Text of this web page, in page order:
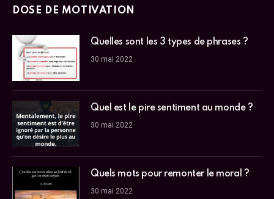
DOSE DE MOTIVATION
Quelles sont les 3 types de phrases ?
30 mai 2022
Quel est le pire sentiment au monde ?
30 mai 2022
Quels mots pour remonter le moral ?
30 mai 2022